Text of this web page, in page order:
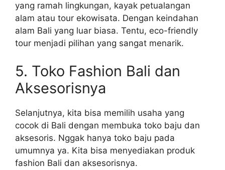
yang ramah lingkungan, kayak petualangan
alam atau tour ekowisata. Dengan keindahan
alam Bali yang luar biasa. Tentu, eco-friendly
tour menjadi pilihan yang sangat menarik.
5. Toko Fashion Bali dan
Aksesorisnya
Selanjutnya, kita bisa memilih usaha yang
cocok di Bali dengan membuka toko baju dan
aksesoris. Nggak hanya toko baju pada
umumnya ya. Kita bisa menyediakan produk
fashion Bali dan aksesorisnya.